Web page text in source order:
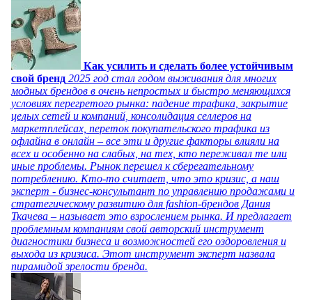
Как усилить и сделать более устойчивым
свой бренд 2025 год стал годом выживания для многих
модных брендов в очень непростых и быстро меняющихся
условиях перегретого рынка: падение трафика, закрытие
целых сетей и компаний, консолидация селлеров на
маркетплейсах, переток покупательского трафика из
офлайна в онлайн – все эти и другие факторы влияли на
всех и особенно на слабых, на тех, кто переживал те или
иные проблемы. Рынок перешел к сберегательному
потреблению. Кто-то считает, что это кризис, а наш
эксперт - бизнес-консультант по управлению продажами и
стратегическому развитию для fashion-брендов Дания
Ткачева – называет это взрослением рынка. И предлагает
проблемным компаниям свой авторский инструмент
диагностики бизнеса и возможностей его оздоровления и
выхода из кризиса. Этот инструмент эксперт назвала
пирамидой зрелости бренда.